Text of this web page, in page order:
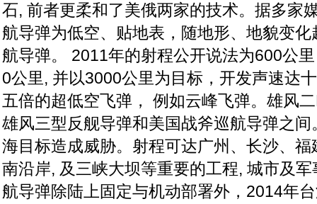
石, 前者更柔和了美俄两家的技术。据多家
航导弹为低空、贴地表，随地形、地貌变
航导弹。 2011年的射程公开说法为600公
0公里, 并以3000公里为目标，开发声速达
五倍的超低空飞弹， 例如云峰飞弹。雄风
雄风三型反舰导弹和美国战斧巡航导弹之
海目标造成威胁。射程可达广州、长沙、
南沿岸, 及三峡大坝等重要的工程, 城市及
航导弹除陆上固定与机动部署外，2014年